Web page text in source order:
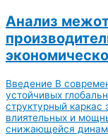
Анализ
Введение В
устойчивых
структурный
влиятельных и
снижающейся